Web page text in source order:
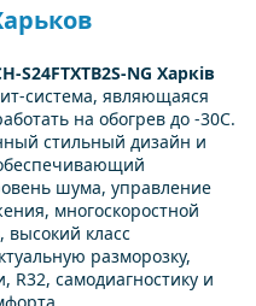
NG Харків
система, являющаяся
на обогрев до -30С.
стильный дизайн и
шума, управление
многоскоростной
высокий класс
разморозку,
R32, самодиагностику и